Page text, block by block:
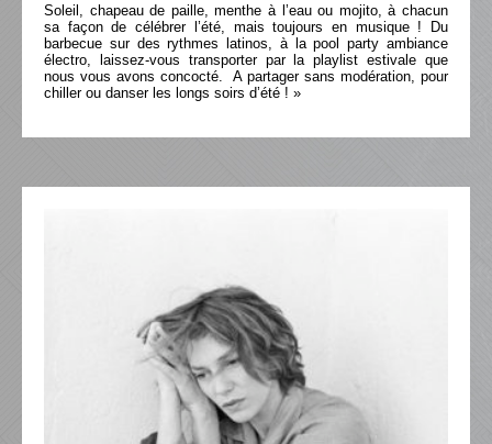
Soleil, chapeau de paille, menthe à l’eau ou mojito, à chacun
sa façon de célébrer l’été, mais toujours en musique ! Du
barbecue sur des rythmes latinos, à la pool party ambiance
électro, laissez-vous transporter par la playlist estivale que
nous vous avons concocté. A partager sans modération, pour
chiller ou danser les longs soirs d’été ! »